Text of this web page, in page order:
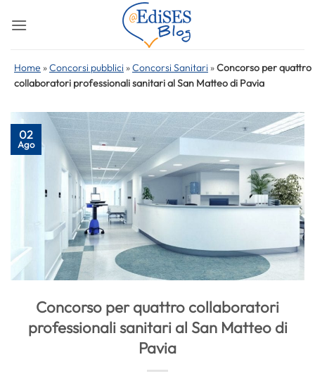
Home »Concorsi pubblici »Concorsi Sanitari »Concorso per quattro
collaboratori professionali sanitari al San Matteo di Pavia
02
Ago
Concorso per quattro collaboratori
professionali sanitari al San Matteo di
Pavia